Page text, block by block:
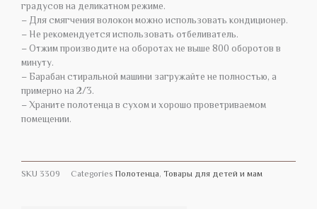
градусов на деликатном режиме.
– Для смягчения волокон можно использовать кондиционер.
– Не рекомендуется использовать отбеливатель.
– Отжим производите на оборотах не выше 800 оборотов в
минуту.
– Барабан стиральной машини загружайте не полностью, а
примерно на 2/3.
– Храните полотенца в сухом и хорошо проветриваемом
помещении.
SKU 3309 Categories Полотенца, Товары для детей и мам